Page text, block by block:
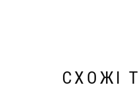
СХОЖІ